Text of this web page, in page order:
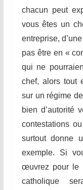
chacun peut
vous êtes un
entreprise,
pas être en «
qui ne
chef, alors tout
sur un régime
bien d’autorité
contestations
surtout donne
exemple. Si
œuvrez pour le
catholique